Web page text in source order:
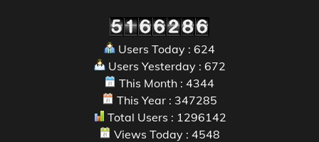
Users Today : 624
Users Yesterday : 672
This Month : 4344
This Year : 347285
Total Users : 1296142
Views Today : 4548